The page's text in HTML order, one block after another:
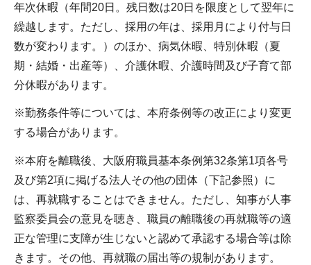
年次休暇（年間20日。残日数は20日を限度として翌年に
繰越します。ただし、採用の年は、採用月により付与日
数が変わります。）のほか、病気休暇、特別休暇（夏
期・結婚・出産等）、介護休暇、介護時間及び子育て部
分休暇があります。
※勤務条件等については、本府条例等の改正により変更
する場合があります。
※本府を離職後、大阪府職員基本条例第32条第1項各号
及び第2項に掲げる法人その他の団体（下記参照）に
は、再就職することはできません。ただし、知事が人事
監察委員会の意見を聴き、職員の離職後の再就職等の適
正な管理に支障が生じないと認めて承認する場合等は除
きます。その他、再就職の届出等の規制があります。